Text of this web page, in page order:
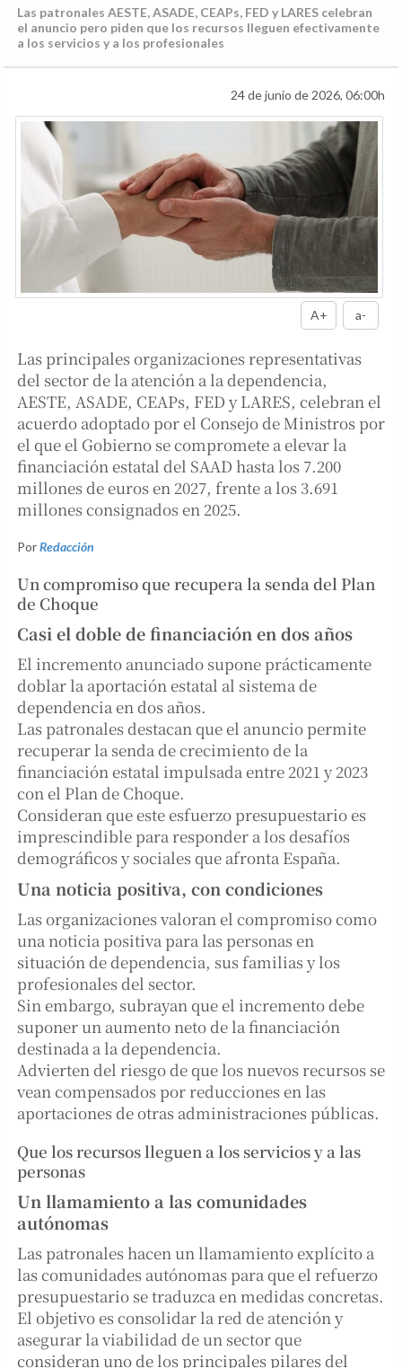
Las patronales AESTE, ASADE, CEAPs, FED y LARES celebran
el anuncio pero piden que los recursos lleguen efectivamente
a los servicios y a los profesionales
24 de junio de 2026, 06:00h
A+ a-
Las principales organizaciones representativas
del sector de la atención a la dependencia,
AESTE, ASADE, CEAPs, FED y LARES, celebran el
acuerdo adoptado por el Consejo de Ministros por
el que el Gobierno se compromete a elevar la
financiación estatal del SAAD hasta los 7.200
millones de euros en 2027, frente a los 3.691
millones consignados en 2025.
PorRedacción
Un compromiso que recupera la senda del Plan
de Choque
Casi el doble de financiación en dos años
El incremento anunciado supone prácticamente
doblar la aportación estatal al sistema de
dependencia en dos años.
Las patronales destacan que el anuncio permite
recuperar la senda de crecimiento de la
financiación estatal impulsada entre 2021 y 2023
con el Plan de Choque.
Consideran que este esfuerzo presupuestario es
imprescindible para responder a los desafíos
demográficos y sociales que afronta España.
Una noticia positiva, con condiciones
Las organizaciones valoran el compromiso como
una noticia positiva para las personas en
situación de dependencia, sus familias y los
profesionales del sector.
Sin embargo, subrayan que el incremento debe
suponer un aumento neto de la financiación
destinada a la dependencia.
Advierten del riesgo de que los nuevos recursos se
vean compensados por reducciones en las
aportaciones de otras administraciones públicas.
Que los recursos lleguen a los servicios y a las
personas
Un llamamiento a las comunidades
autónomas
Las patronales hacen un llamamiento explícito a
las comunidades autónomas para que el refuerzo
presupuestario se traduzca en medidas concretas.
El objetivo es consolidar la red de atención y
asegurar la viabilidad de un sector que
consideran uno de los principales pilares del